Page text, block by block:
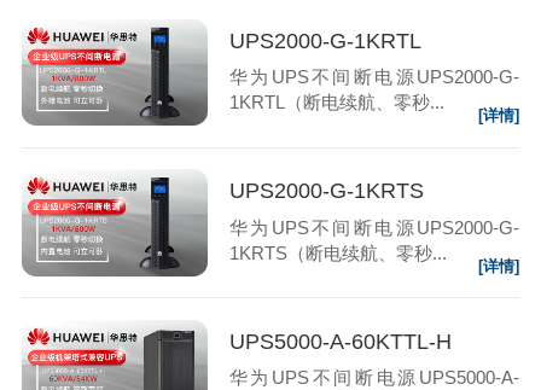
UPS2000-G-1KRTL
华为UPS不间断电源UPS2000-G-
1KRTL（断电续航、零秒...
[详情]
UPS2000-G-1KRTS
华为UPS不间断电源UPS2000-G-
1KRTS（断电续航、零秒...
[详情]
UPS5000-A-60KTTL-H
华为UPS不间断电源UPS5000-A-